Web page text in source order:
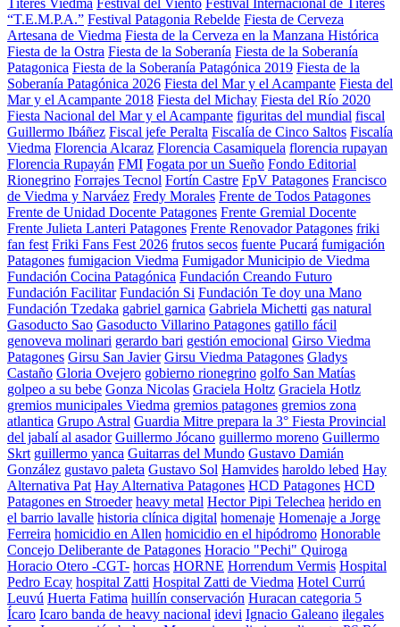
Títeres Viedma Festival del Viento Festival Internacional de Títeres
“T.E.M.P.A.” Festival Patagonia Rebelde Fiesta de Cerveza
Artesana de Viedma Fiesta de la Cerveza en la Manzana Histórica
Fiesta de la Ostra Fiesta de la Soberanía Fiesta de la Soberanía
Patagonica Fiesta de la Soberanía Patagónica 2019 Fiesta de la
Soberanía Patagónica 2026 Fiesta del Mar y el Acampante Fiesta del
Mar y el Acampante 2018 Fiesta del Michay Fiesta del Río 2020
Fiesta Nacional del Mar y el Acampante figuritas del mundial fiscal
Guillermo Ibáñez Fiscal jefe Peralta Fiscalía de Cinco Saltos Fiscalía
Viedma Florencia Alcaraz Florencia Casamiquela florencia rupayan
Florencia Rupayán FMI Fogata por un Sueño Fondo Editorial
Rionegrino Forrajes Tecnol Fortín Castre FpV Patagones Francisco
de Viedma y Narváez Fredy Morales Frente de Todos Patagones
Frente de Unidad Docente Patagones Frente Gremial Docente
Frente Julieta Lanteri Patagones Frente Renovador Patagones friki
fan fest Friki Fans Fest 2026 frutos secos fuente Pucará fumigación
Patagones fumigacion Viedma Fumigador Municipio de Viedma
Fundación Cocina Patagónica Fundación Creando Futuro
Fundación Facilitar Fundación Si Fundación Te doy una Mano
Fundación Tzedaka gabriel garnica Gabriela Michetti gas natural
Gasoducto Sao Gasoducto Villarino Patagones gatillo fácil
genoveva molinari gerardo bari gestión emocional Girso Viedma
Patagones Girsu San Javier Girsu Viedma Patagones Gladys
Castaño Gloria Ovejero gobierno rionegrino golfo San Matías
golpeo a su bebe Gonza Nicolas Graciela Holtz Graciela Hotlz
gremios municipales Viedma gremios patagones gremios zona
atlantica Grupo Astral Guardia Mitre prepara la 3° Fiesta Provincial
del jabalí al asador Guillermo Jócano guillermo moreno Guillermo
Skrt guillermo yanca Guitarras del Mundo Gustavo Damián
González gustavo paleta Gustavo Sol Hamvides haroldo lebed Hay
Alternativa Pat Hay Alternativa Patagones HCD Patagones HCD
Patagones en Stroeder heavy metal Hector Pipi Telechea herido en
el barrio lavalle historia clínica digital homenaje Homenaje a Jorge
Ferreira homicidio en Allen homicidio en el hipódromo Honorable
Concejo Deliberante de Patagones Horacio "Pechi" Quiroga
Horacio Otero -CGT- horcas HORNE Horrendum Vermis Hospital
Pedro Ecay hospital Zatti Hospital Zatti de Viedma Hotel Currú
Leuvú Huerta Fatima huillín conservación Huracan categoria 5
Ícaro Icaro banda de heavy nacional idevi Ignacio Galeano ilegales